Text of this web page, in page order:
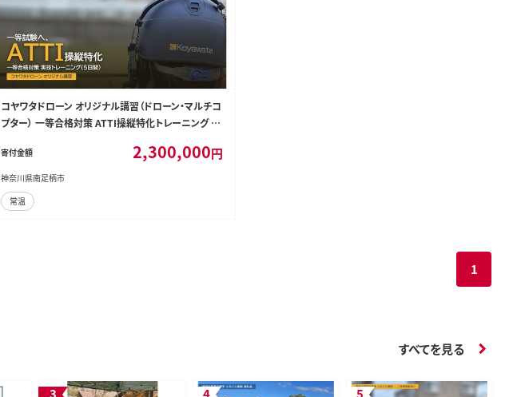
コヤワタドローン オリジナル講習（ドローン・マルチコ
プター） 一等合格対策 ATTI操縦特化トレーニング 二
南足柄市 】
寄付金額 2,300,000円
神奈川県南足柄市
常温
1
すべてを見る